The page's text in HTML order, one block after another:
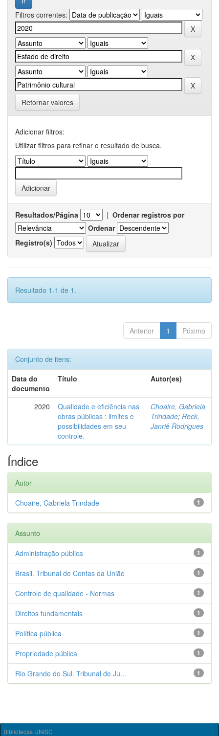
Filtros correntes:
Retornar valores
Adicionar filtros:
Utilizar filtros para refinar o resultado de busca.
Resultados/Página | Ordenar registros por
Ordenar
Registro(s)
Resultado 1-1 de 1.
Anterior 1 Póximo
Conjunto de itens:
Data do
documento
Título Autor(es)
2020
Qualidade e eficiência nas
obras públicas : limites e
possibilidades em seu
controle.
Choaire, Gabriela
Trindade; Reck,
Janriê Rodrigues
Índice
Autor
1
Choaire, Gabriela Trindade
Assunto
1
Administração pública
1
Brasil. Tribunal de Contas da União
1
Controle de qualidade - Normas
1
Direitos fundamentais
1
Política pública
1
Propriedade pública
1
Rio Grande do Sul. Tribunal de Ju...
Bibliotecas UNISC